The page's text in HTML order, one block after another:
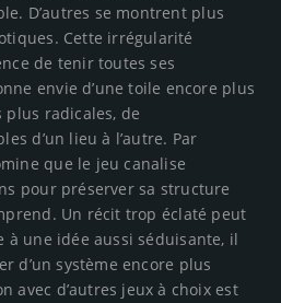
D’autres se montrent plus
Cette irrégularité
de tenir toutes ses
envie d’une toile encore plus
plus radicales, de
d’un lieu à l’autre. Par
que le jeu canalise
pour préserver sa structure
Un récit trop éclaté peut
à une idée aussi séduisante, il
d’un système encore plus
avec d’autres jeux à choix est